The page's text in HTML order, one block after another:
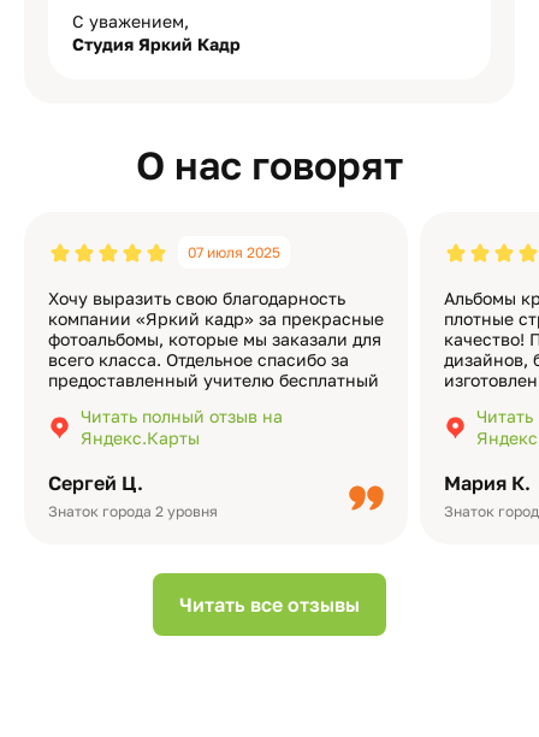
С уважением,
Студия Яркий Кадр
О нас говорят
Сергей Ц.
Знаток города 2 уровня
07 июля 2025
Хочу выразить свою благодарность
компании «Яркий кадр» за прекрасные
фотоальбомы, которые мы заказали для
всего класса. Отдельное спасибо за
предоставленный учителю бесплатный
подчёркивает значимость события.
Качество альбомов на высшем уровне:
Читать полный отзыв на
Яндекс.Карты
Мария К.
Знаток
Альбомы
плотные
качество!
дизайнов,
добавить
видео с
Читать все отзывы